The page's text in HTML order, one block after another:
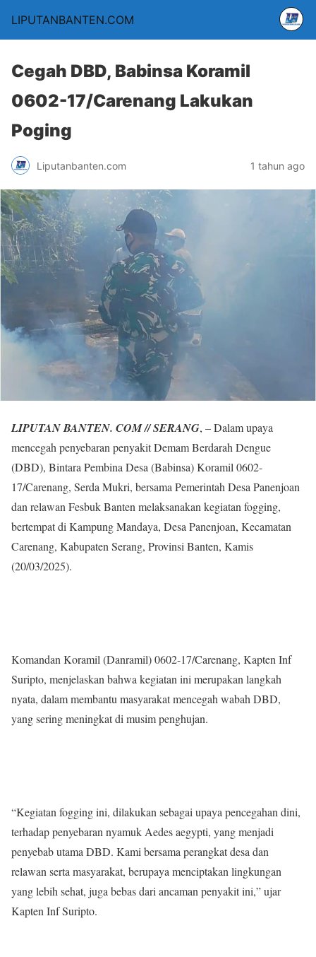
LIPUTANBANTEN.COM
Cegah DBD, Babinsa Koramil
0602-17/Carenang Lakukan
Poging
Liputanbanten.com 1 tahun ago
LIPUTAN BANTEN. COM // SERANG, – Dalam upaya
mencegah penyebaran penyakit Demam Berdarah Dengue
(DBD), Bintara Pembina Desa (Babinsa) Koramil 0602-
17/Carenang, Serda Mukri, bersama Pemerintah Desa Panenjoan
dan relawan Fesbuk Banten melaksanakan kegiatan fogging,
bertempat di Kampung Mandaya, Desa Panenjoan, Kecamatan
Carenang, Kabupaten Serang, Provinsi Banten, Kamis
(20/03/2025).
Komandan Koramil (Danramil) 0602-17/Carenang, Kapten Inf
Suripto, menjelaskan bahwa kegiatan ini merupakan langkah
nyata, dalam membantu masyarakat mencegah wabah DBD,
yang sering meningkat di musim penghujan.
“Kegiatan fogging ini, dilakukan sebagai upaya pencegahan dini,
terhadap penyebaran nyamuk Aedes aegypti, yang menjadi
penyebab utama DBD. Kami bersama perangkat desa dan
relawan serta masyarakat, berupaya menciptakan lingkungan
yang lebih sehat, juga bebas dari ancaman penyakit ini,” ujar
Kapten Inf Suripto.